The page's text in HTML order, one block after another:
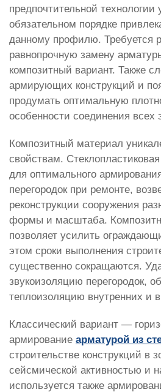
предпочтительной
обязательном порядке
данному профилю. Требуется
равнопрочную замену
композитный вариант. Также
армирующих конструкций и
продумать оптимальную
особенности соединения всех
Композитный материал
свойствам.
для оптимального
перегородок при ремонте,
реконструкции сооружения
формы и масштаба.
позволяет усилить
этом сроки выполнения
существенно сокращаются.
звукоизоляцию перегородок,
теплоизоляцию внутренних и
Классический вариант —
армирование арматурой из
строительстве конструкций в
сейсмической активностью и
используется также